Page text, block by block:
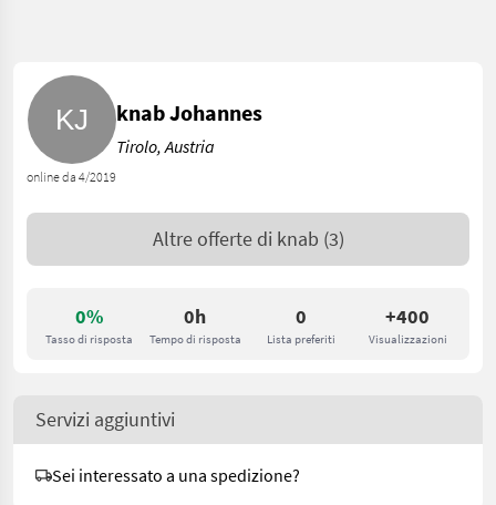
0%
Tasso di risposta
0h
Tempo di risposta
0
Lista preferiti
+400
Visualizzazioni
online da 4/2019
knab Johannes
Tirolo, Austria
Altre offerte di knab (3)
Servizi aggiuntivi
Sei interessato a una spedizione?